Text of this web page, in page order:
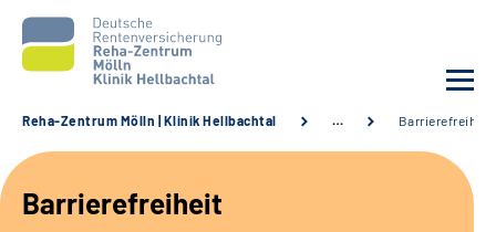
Unsere Klinik
Unsere Angebote
Reha-Zentrum Mölln | Klinik Hellbachtal … Barrierefreiheit
Barrierefreiheit